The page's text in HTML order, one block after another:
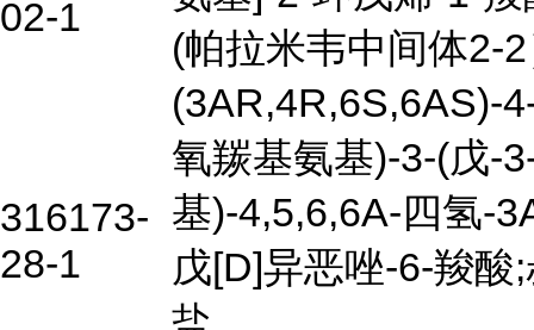
02-1
(帕拉米韦中间体2-
316173-
28-1
(3AR,4R,6S,6AS)-
氧羰基氨基)-3-(戊-
基)-4,5,6,6A-四氢-
戊[D]异恶唑-6-羧酸